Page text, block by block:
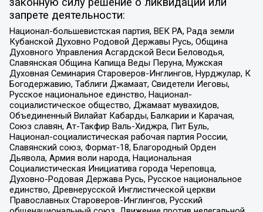
запрете деятельности:
Национал-большевистская партия, ВЕК РА, Рада земли
Кубанской Духовно Родовой Державы Русь, Община
Духовного Управления Асгардской Веси Беловодья,
Славянская Община Капища Веды Перуна, Мужская
Духовная Семинария Староверов-Инглингов, Нурджулар, К
Богодержавию, Таблиги Джамаат, Свидетели Иеговы,
Русское национальное единство, Национал-
социалистическое общество, Джамаат мувахидов,
Объединенный Вилайат Кабарды, Балкарии и Карачая,
Союз славян, Ат-Такфир Валь-Хиджра, Пит Буль,
Национал-социалистическая рабочая партия России,
Славянский союз, Формат-18, Благородный Орден
Дьявола, Армия воли народа, Национальная
Социалистическая Инициатива города Череповца,
Духовно-Родовая Держава Русь, Русское национальное
единство, Древнерусской Инглистической церкви
Православных Староверов-Инглингов, Русский